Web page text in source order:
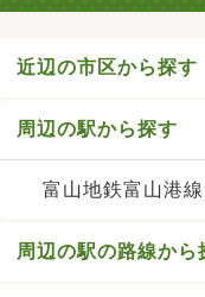
近辺の市区から探す
周辺の駅から探す
富山地鉄富山港線
周辺の駅の路線から